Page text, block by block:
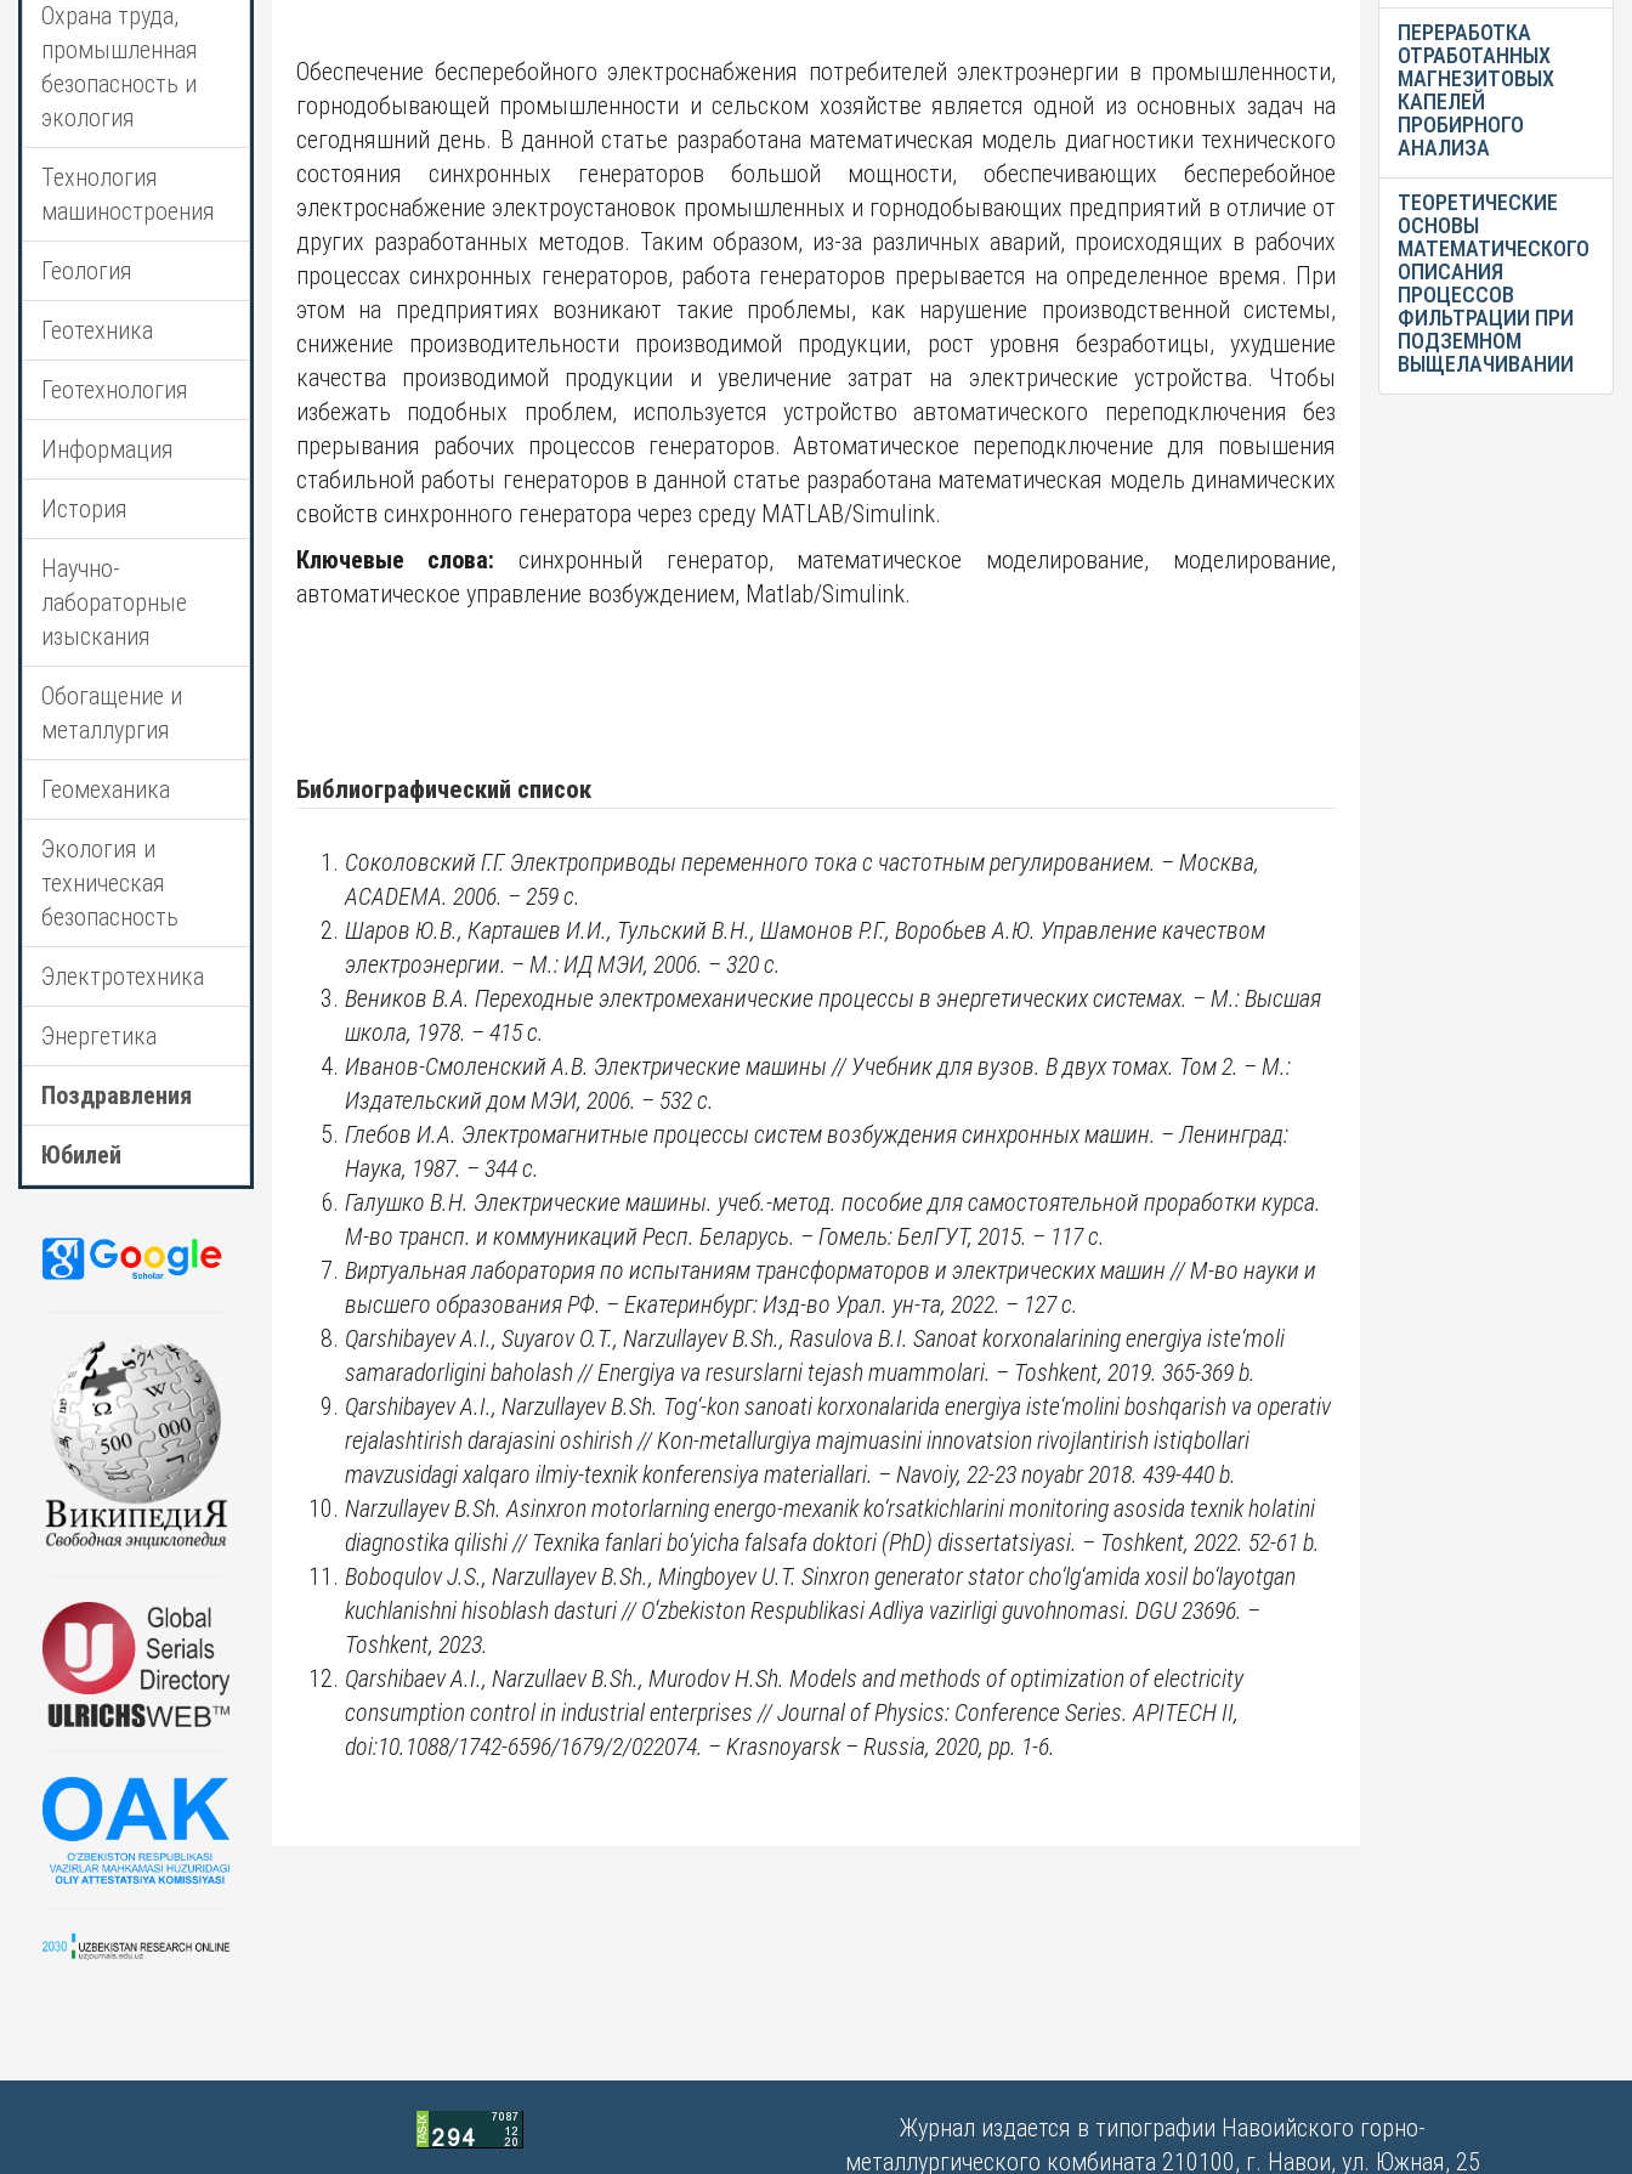
Охрана труда,
промышленная
безопасность и
экология
Технология
машиностроения
Геология
Геотехника
Геотехнология
Информация
История
Научно-
лабораторные
изыскания
Обогащение и
металлургия
Геомеханика
Экология и
техническая
безопасность
Электротехника
Энергетика
Поздравления
Юбилей
Обеспечение бесперебойного электроснабжения потребителей электроэнергии в промышленности,
горнодобывающей промышленности и сельском хозяйстве является одной из основных задач на
сегодняшний день. В данной статье разработана математическая модель диагностики технического
состояния синхронных генераторов большой мощности, обеспечивающих бесперебойное
электроснабжение электроустановок промышленных и горнодобывающих предприятий в отличие от
других разработанных методов. Таким образом, из-за различных аварий, происходящих в рабочих
процессах синхронных генераторов, работа генераторов прерывается на определенное время. При
этом на предприятиях возникают такие проблемы, как нарушение производственной системы,
снижение производительности производимой продукции, рост уровня безработицы, ухудшение
качества производимой продукции и увеличение затрат на электрические устройства. Чтобы
избежать подобных проблем, используется устройство автоматического переподключения без
прерывания рабочих процессов генераторов. Автоматическое переподключение для повышения
стабильной работы генераторов в данной статье разработана математическая модель динамических
свойств синхронного генератора через среду MATLAB/Simulink.
Ключевые слова: синхронный генератор, математическое моделирование, моделирование,
автоматическое управление возбуждением, Matlab/Simulink.
Библиографический список
Соколовский Г.Г. Электроприводы переменного тока с частотным регулированием. – Москва,
ACADEMA. 2006. – 259с.
Шаров Ю.В., Карташев И.И., Тульский В.Н., Шамонов Р.Г., Воробьев А.Ю. Управление качеством
электроэнергии. – М.: ИД МЭИ, 2006. – 320 с.
Веников В.А. Переходные электромеханические процессы в энергетических системах. – М.: Высшая
школа, 1978. – 415 с.
Иванов-Смоленский А.В. Электрические машины // Учебник для вузов. В двух томах. Том 2. – М.:
Издательский дом МЭИ, 2006. – 532 с.
Глебов И.А. Электромагнитные процессы систем возбуждения синхронных машин. – Ленинград:
Наука, 1987. – 344 с.
Галушко В.Н. Электрические машины. учеб.-метод. пособие для самостоятельной проработки курса.
М-во трансп. и коммуникаций Респ. Беларусь. – Гомель: БелГУТ, 2015. – 117 с.
Виртуальная лаборатория по испытаниям трансформаторов и электрических машин // М-во науки и
высшего образования РФ. – Екатеринбург: Изд-во Урал. ун-та, 2022. – 127 с.
Qarshibayev A.I., Suyarov O.T., Narzullayev B.Sh., Rasulova B.I. Sanoat korxonalarining energiya iste‘moli
samaradorligini baholash // Energiya va resurslarni tejash muammolari. – Toshkent, 2019. 365-369 b.
Qarshibayev A.I., Narzullayev B.Sh. Tog‘-kon sanoati korxonalarida energiya iste‘molini boshqarish va operativ
rejalashtirish darajasini oshirish // Kon-metallurgiya majmuasini innovatsion rivojlantirish istiqbollari
mavzusidagi xalqaro ilmiy-texnik konferensiya materiallari. – Navoiy, 22-23 noyabr 2018. 439-440 b.
Narzullayev B.Sh. Asinxron motorlarning energo-mexanik ko‘rsatkichlarini monitoring asosida texnik holatini
diagnostika qilishi // Texnika fanlari bo‘yicha falsafa doktori (PhD) dissertatsiyasi. – Toshkent, 2022. 52-61 b.
Boboqulov J.S., Narzullayev B.Sh., Mingboyev U.T. Sinxron generator stator cho‘lg‘amida xosil bo‘layotgan
kuchlanishni hisoblash dasturi // Oʻzbekiston Respublikasi Adliya vazirligi guvohnomasi. DGU 23696. –
Toshkent, 2023.
Qarshibaev A.I., Narzullaev B.Sh., Murodov H.Sh. Models and methods of optimization of electricity
consumption control in industrial enterprises // Journal of Physics: Conference Series. APITECH II,
doi:10.1088/1742-6596/1679/2/022074. – Krasnoyarsk – Russia, 2020, pp. 1-6.
ПЕРЕРАБОТКА
ОТРАБОТАННЫХ
МАГНЕЗИТОВЫХ
КАПЕЛЕЙ
ПРОБИРНОГО
АНАЛИЗА
ТЕОРЕТИЧЕСКИЕ
ОСНОВЫ
МАТЕМАТИЧЕСКОГО
ОПИСАНИЯ
ПРОЦЕССОВ
ФИЛЬТРАЦИИ ПРИ
ПОДЗЕМНОМ
ВЫЩЕЛАЧИВАНИИ
Журнал издается в типографии Навоийского горно-
металлургического комбината 210100, г. Навои, ул. Южная, 25